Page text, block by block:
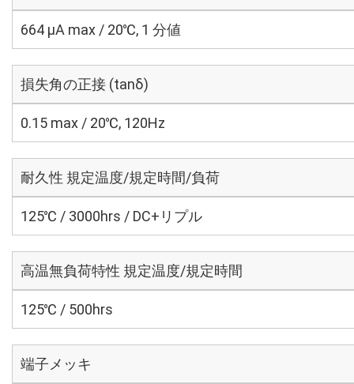
664 μA max / 20℃, 1 分値
損失角の正接 (tanδ)
0.15 max / 20℃, 120Hz
耐久性 規定温度/規定時間/負荷
125℃ / 3000hrs / DC+リプル
高温無負荷特性 規定温度/規定時間
125℃ / 500hrs
端子メッキ